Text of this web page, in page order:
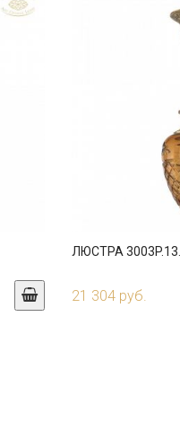
ЛЮСТРА
21 304 руб.